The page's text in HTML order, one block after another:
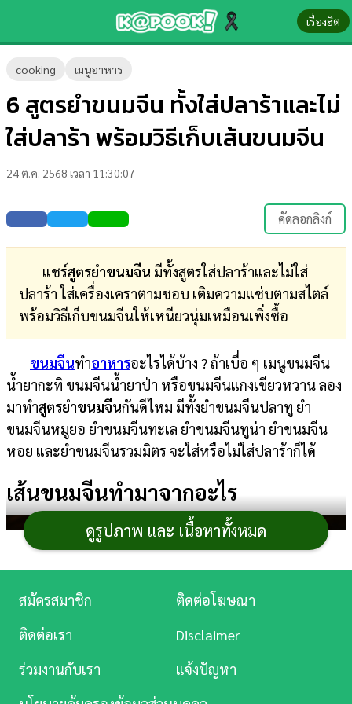
เรื่องฮิต
cooking เมนูอาหาร
6 สูตรยำขนมจีน ทั้งใส่ปลาร้าและไม่
ใส่ปลาร้า พร้อมวิธีเก็บเส้นขนมจีน
24 ต.ค. 2568 เวลา 11:30:07
คัดลอกลิงก์
แชร์สูตรยำขนมจีน มีทั้งสูตรใส่ปลาร้าและไม่ใส่
ปลาร้า ใส่เครื่องเคราตามชอบ เติมความแซ่บตามสไตล์
พร้อมวิธีเก็บขนมจีนให้เหนียวนุ่มเหมือนเพิ่งซื้อ
ขนมจีนทำอาหารอะไรได้บ้าง ? ถ้าเบื่อ ๆ เมนูขนมจีน
น้ำยากะทิ ขนมจีนน้ำยาป่า หรือขนมจีนแกงเขียวหวาน ลอง
มาทำสูตรยำขนมจีนกันดีไหม มีทั้งยำขนมจีนปลาทู ยำ
ขนมจีนหมูยอ ยำขนมจีนทะเล ยำขนมจีนทูน่า ยำขนมจีน
หอย และยำขนมจีนรวมมิตร จะใส่หรือไม่ใส่ปลาร้าก็ได้
เส้นขนมจีนทำมาจากอะไร
ดูรูปภาพ และ เนื้อหาทั้งหมด
ข่าว-
ความ
รู้
บันเทิง
ตรวจ
หวย
ผล
บอล
สด
การ
เงิน
การ
ศึกษา
บันเทิง
ดู
Music
สมัครสมาชิก
ติดต่อโฆษณา
ติดต่อเรา
Disclaimer
ร่วมงานกับเรา
แจ้งปัญหา